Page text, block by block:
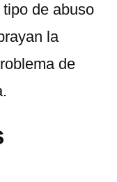
de abuso
la
de